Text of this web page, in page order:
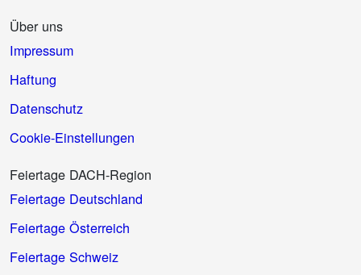
Über uns
Impressum
Haftung
Datenschutz
Cookie-Einstellungen
Feiertage DACH-Region
Feiertage Deutschland
Feiertage Österreich
Feiertage Schweiz